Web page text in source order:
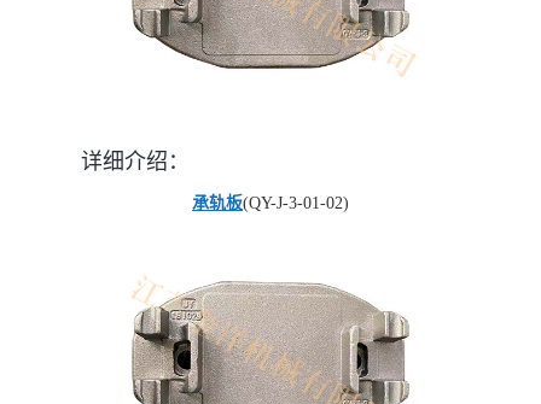
详细介绍：
承轨板(QY-J-3-01-02)